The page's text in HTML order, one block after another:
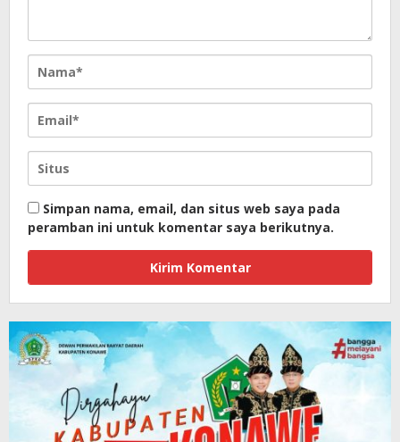
Simpan nama, email, dan situs web saya pada
peramban ini untuk komentar saya berikutnya.